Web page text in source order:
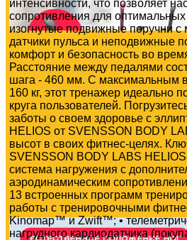
интенсивности, что позволяет
сопротивления для
изогнутые подвижные поручни с
датчики пульса и неподвижные
комфорт и безопасность во
Расстояние между педалями
шага - 460 мм. С максимальным
160 кг, этот тренажер идеально
круга пользователей.
заботы о своем здоровье с
HELIOS от SVENSSON BODY
высот в своих фитнес-целях.
SVENSSON BODY LABS
система нагружения с
аэродинамическим
13 встроенных программ
работы с тренировочными
Kinomap™ и Zwift™; •
нагрудного кардиодатчика